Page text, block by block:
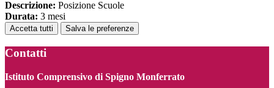
Descrizione: Posizione Scuole
Durata: 3 mesi
Accetta tutti Salva le preferenze
Contatti
Istituto Comprensivo di Spigno Monferrato